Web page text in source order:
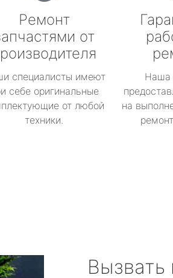
Ремонт
от
специалисты имеют
себе оригинальные
от любой
техники.
Наша
на
Вызвать